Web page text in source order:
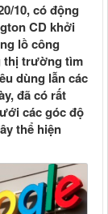
10, có động
CD khởi
lồ công
thị trường tìm
dùng lẫn các
đã có rất
các góc độ
thể hiện